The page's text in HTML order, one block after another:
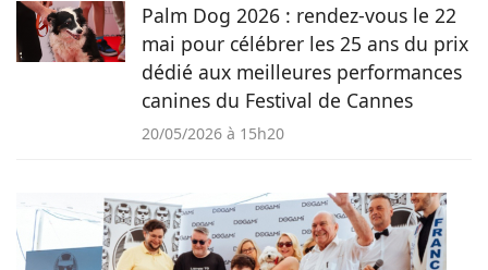
Palm Dog 2026 : rendez-vous le 22
mai pour célébrer les 25 ans du prix
dédié aux meilleures performances
canines du Festival de Cannes
20/05/2026 à 15h20